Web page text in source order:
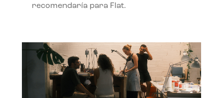
recomendaría para Flat.